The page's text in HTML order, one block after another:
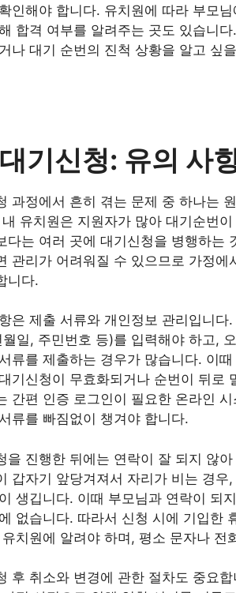
인해야 합니다. 유치원에 따라 부모
합격 여부를 알려주는 곳도 있습니
나 대기 순번의 진척 상황을 알고 싶
기신청: 유의 사
과정에서 흔히 겪는 문제 중 하나는
유치원은 지원자가 많아 대기순번
다는 여러 곳에 대기신청을 병행하는
관리가 어려워질 수 있으므로 가정
니다.
은 제출 서류와 개인정보 관리입니
일, 주민번호 등)를 입력해야 하고,
류를 제출하는 경우가 많습니다. 이
기신청이 무효화되거나 순번이 뒤로
간편 인증 로그인이 필요한 온라인
류를 빠짐없이 챙겨야 합니다.
을 진행한 뒤에는 연락이 잘 되지 않
갑자기 앞당겨져서 자리가 비는 경
생깁니다. 이때 부모님과 연락이 되
없습니다. 따라서 신청 시에 기입한
치원에 알려야 하며, 평소 문자나 전
후 취소와 변경에 관한 절차도 중요